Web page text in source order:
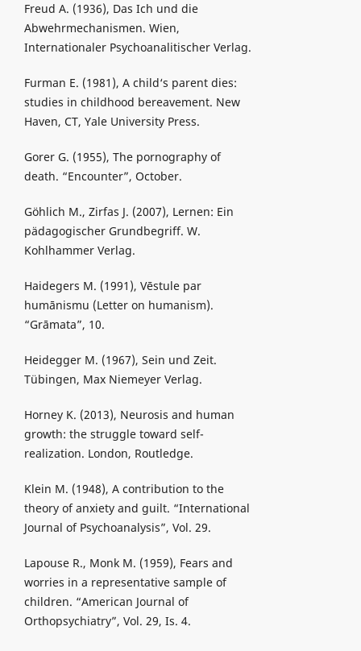
Freud A. (1936), Das Ich und die
Abwehrmechanismen. Wien,
Internationaler Psychoanalitischer Verlag.
Furman E. (1981), A child‘s parent dies:
studies in childhood bereavement. New
Haven, CT, Yale University Press.
Gorer G. (1955), The pornography of
death. “Encounter”, October.
Göhlich M., Zirfas J. (2007), Lernen: Ein
pädagogischer Grundbegriff. W.
Kohlhammer Verlag.
Haidegers M. (1991), Vēstule par
humānismu (Letter on humanism).
“Grāmata”, 10.
Heidegger M. (1967), Sein und Zeit.
Tübingen, Max Niemeyer Verlag.
Horney K. (2013), Neurosis and human
growth: the struggle toward self-
realization. London, Routledge.
Klein M. (1948), A contribution to the
theory of anxiety and guilt. “International
Journal of Psychoanalysis”, Vol. 29.
Lapouse R., Monk M. (1959), Fears and
worries in a representative sample of
children. “American Journal of
Orthopsychiatry”, Vol. 29, Is. 4.